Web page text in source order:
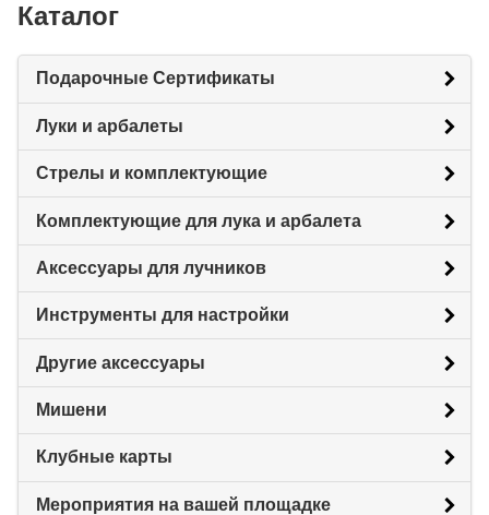
Каталог
Подарочные Сертификаты
Луки и арбалеты
Стрелы и комплектующие
Комплектующие для лука и арбалета
Аксессуары для лучников
Инструменты для настройки
Другие аксессуары
Мишени
Клубные карты
Мероприятия на вашей площадке